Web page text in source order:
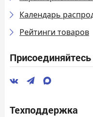
Календарь
Рейтинги товаров
Присоединяйтесь
Техподдержка